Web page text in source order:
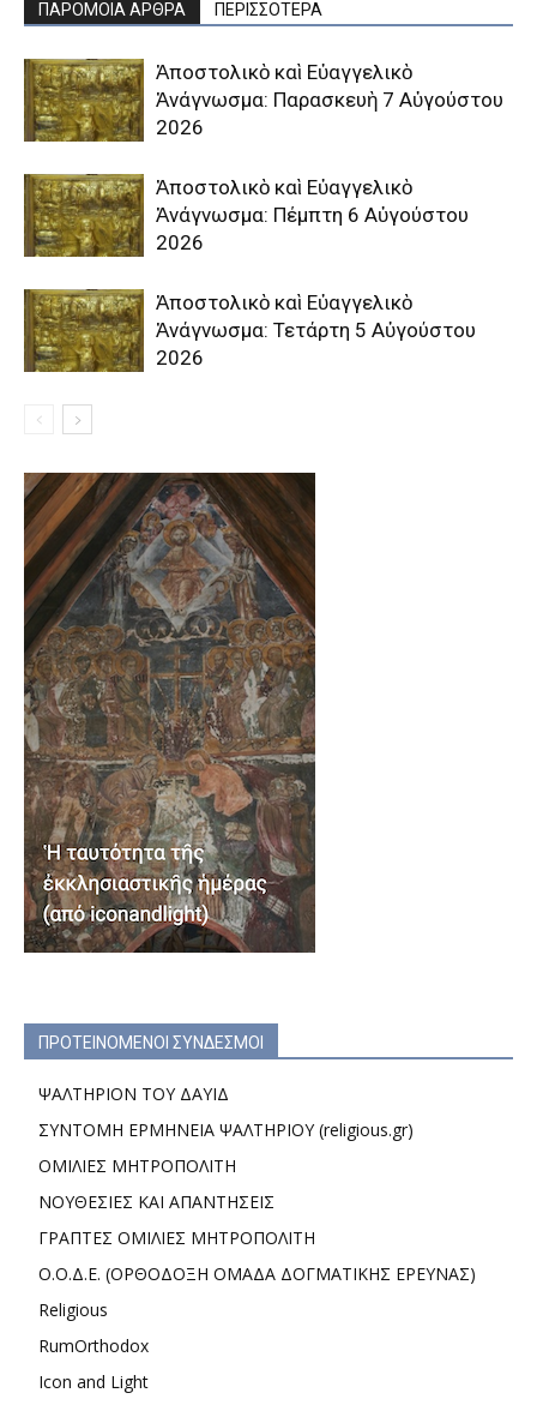
ΠΑΡΟΜΟΙΑ ΑΡΘΡΑ ΠΕΡΙΣΣΟΤΕΡΑ
Ἀποστολικὸ καὶ Εὐαγγελικὸ
Ἀνάγνωσμα: Παρασκευὴ 7 Αὐγούστου
2026
Ἀποστολικὸ καὶ Εὐαγγελικὸ
Ἀνάγνωσμα: Πέμπτη 6 Αὐγούστου
2026
Ἀποστολικὸ καὶ Εὐαγγελικὸ
Ἀνάγνωσμα: Τετάρτη 5 Αὐγούστου
2026
ΠΡΟΤΕΙΝΟΜΕΝΟΙ ΣΥΝΔΕΣΜΟΙ
ΨΑΛΤΗΡΙΟΝ ΤΟΥ ΔΑΥΙΔ
ΣΥΝΤΟΜΗ ΕΡΜΗΝΕΙΑ ΨΑΛΤΗΡΙΟΥ (religious.gr)
ΟΜΙΛΙΕΣ ΜΗΤΡΟΠΟΛΙΤΗ
ΝΟΥΘΕΣΙΕΣ ΚΑΙ ΑΠΑΝΤΗΣΕΙΣ
ΓΡΑΠΤΕΣ ΟΜΙΛΙΕΣ ΜΗΤΡΟΠΟΛΙΤΗ
Ο.Ο.Δ.Ε. (ΟΡΘΟΔΟΞΗ ΟΜΑΔΑ ΔΟΓΜΑΤΙΚΗΣ ΕΡΕΥΝΑΣ)
Religious
RumOrthodox
Icon and Light